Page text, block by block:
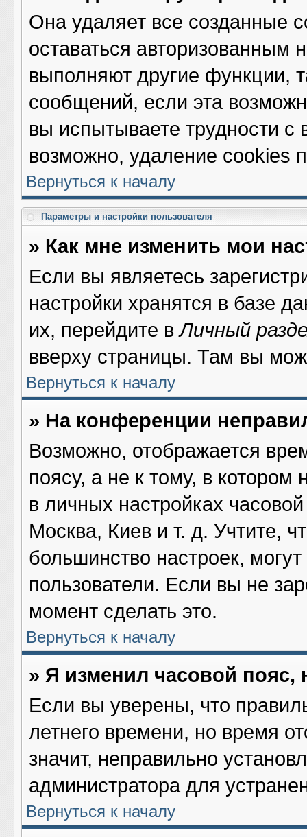
Она удаляет все созданные
оставаться авторизованным
выполняют другие функции,
сообщений, если эта
вы испытываете трудности
возможно, удаление cookies
Вернуться к началу
Параметры и настройки пользователя
» Как мне изменить мои
Если вы являетесь
настройки хранятся в базе
их, перейдите вЛичный
вверху страницы. Там вы
Вернуться к началу
» На конференции
Возможно, отображается
поясу, а не к тому, в
в личных настройках
Москва, Киев и т. д. Учтите,
большинство настроек,
пользователи. Если вы не
момент сделать это.
Вернуться к началу
» Я изменил часовой
Если вы уверены, что
летнего времени, но время
значит, неправильно
администратора для
Вернуться к началу